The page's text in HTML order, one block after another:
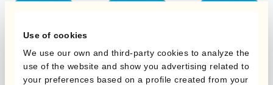
Use of cookies
We use our own and third-party cookies to analyze the
use of the website and show you advertising related to
your preferences based on a profile created from your